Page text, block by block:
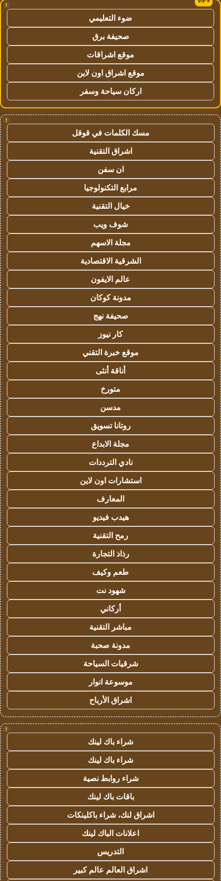
!
ضوء التعليمي
صحيفة برق
موقع اشراقات
موقع اشراق اون لاين
اركان سياحة وسفر
!
مسك الكلمات في قوقل
اشراق التقنية
ان سفن
مرابع التكنولوجيا
خيال التقنية
شوف ويب
مجلة الاسهم
الشرقية الاقتصادية
عالم الايفون
مدونة كوكان
صحيفة نهج
كار نيوز
موقع خبرة التقني
أناقة أنثى
متورخ
مدسن
روتانا تسويق
مجلة الابداع
نادي الترددات
استشارات اون لاين
المعارف
هيدب فيديو
رمح التقنية
رذاذ التجارة
طعم وكيف
شهود نت
أركاني
مباشر التقنية
مدونة صحبة
شرقيات السياحة
موسوعة انوار
اشراق الأرباح
!
شراء باك لينك
شراء باك لينك
شراء روابط نصية
باقات باك لينك
اشراق لنك، شراء باكلينكات
اعلانات الباك لينك
التدريس
اشراق العالم عالم كبير